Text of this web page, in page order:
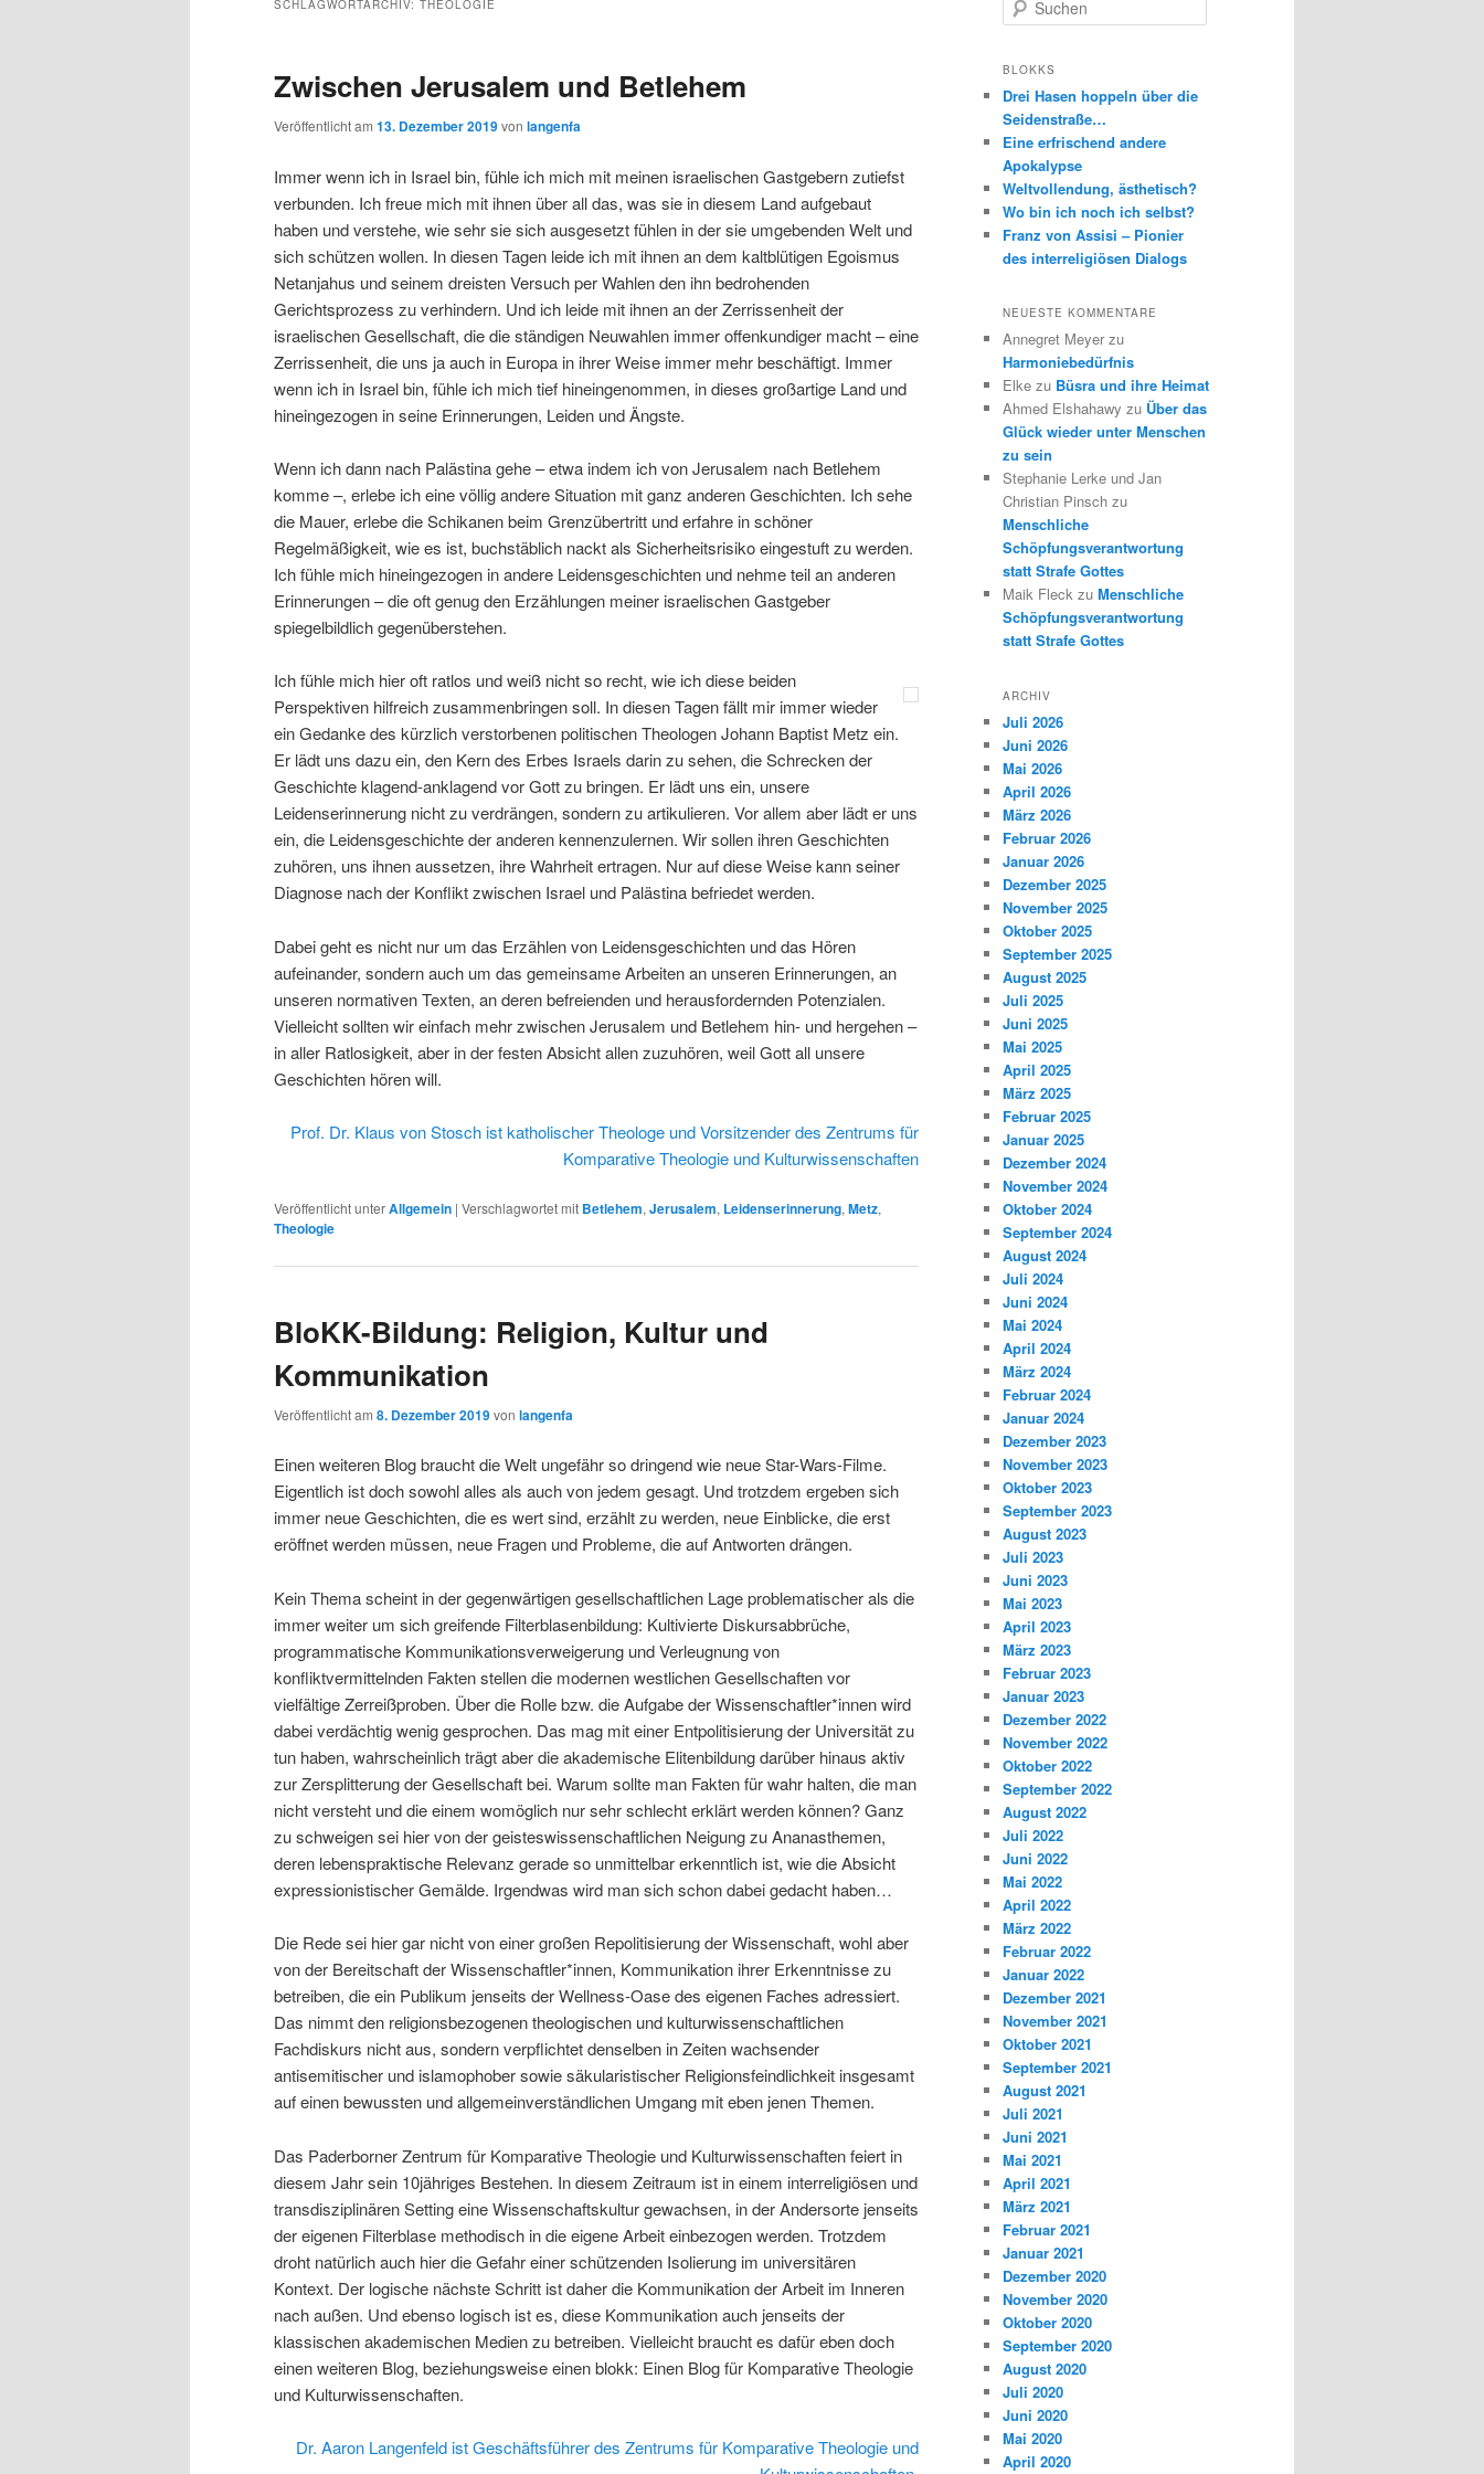
SCHLAGWORTARCHIV: THEOLOGIE
Zwischen Jerusalem und Betlehem
Veröffentlicht am 13. Dezember 2019von langenfa
Immer wenn ich in Israel bin, fühle ich mich mit meinen israelischen Gastgebern zutiefst
verbunden. Ich freue mich mit ihnen über all das, was sie in diesem Land aufgebaut
haben und verstehe, wie sehr sie sich ausgesetzt fühlen in der sie umgebenden Welt und
sich schützen wollen. In diesen Tagen leide ich mit ihnen an dem kaltblütigen Egoismus
Netanjahus und seinem dreisten Versuch per Wahlen den ihn bedrohenden
Gerichtsprozess zu verhindern. Und ich leide mit ihnen an der Zerrissenheit der
israelischen Gesellschaft, die die ständigen Neuwahlen immer offenkundiger macht – eine
Zerrissenheit, die uns ja auch in Europa in ihrer Weise immer mehr beschäftigt. Immer
wenn ich in Israel bin, fühle ich mich tief hineingenommen, in dieses großartige Land und
hineingezogen in seine Erinnerungen, Leiden und Ängste.
Wenn ich dann nach Palästina gehe – etwa indem ich von Jerusalem nach Betlehem
komme –, erlebe ich eine völlig andere Situation mit ganz anderen Geschichten. Ich sehe
die Mauer, erlebe die Schikanen beim Grenzübertritt und erfahre in schöner
Regelmäßigkeit, wie es ist, buchstäblich nackt als Sicherheitsrisiko eingestuft zu werden.
Ich fühle mich hineingezogen in andere Leidensgeschichten und nehme teil an anderen
Erinnerungen – die oft genug den Erzählungen meiner israelischen Gastgeber
spiegelbildlich gegenüberstehen.
Ich fühle mich hier oft ratlos und weiß nicht so recht, wie ich diese beiden
Perspektiven hilfreich zusammenbringen soll. In diesen Tagen fällt mir immer wieder
ein Gedanke des kürzlich verstorbenen politischen Theologen Johann Baptist Metz ein.
Er lädt uns dazu ein, den Kern des Erbes Israels darin zu sehen, die Schrecken der
Geschichte klagend-anklagend vor Gott zu bringen. Er lädt uns ein, unsere
Leidenserinnerung nicht zu verdrängen, sondern zu artikulieren. Vor allem aber lädt er uns
ein, die Leidensgeschichte der anderen kennenzulernen. Wir sollen ihren Geschichten
zuhören, uns ihnen aussetzen, ihre Wahrheit ertragen. Nur auf diese Weise kann seiner
Diagnose nach der Konflikt zwischen Israel und Palästina befriedet werden.
Dabei geht es nicht nur um das Erzählen von Leidensgeschichten und das Hören
aufeinander, sondern auch um das gemeinsame Arbeiten an unseren Erinnerungen, an
unseren normativen Texten, an deren befreienden und herausfordernden Potenzialen.
Vielleicht sollten wir einfach mehr zwischen Jerusalem und Betlehem hin- und hergehen –
in aller Ratlosigkeit, aber in der festen Absicht allen zuzuhören, weil Gott all unsere
Geschichten hören will.
Prof. Dr. Klaus von Stosch ist katholischer Theologe und Vorsitzender des Zentrums für
Komparative Theologie und Kulturwissenschaften
Veröffentlicht unterAllgemein | Verschlagwortet mit Betlehem,Jerusalem, Leidenserinnerung,Metz,
Theologie
BloKK-Bildung: Religion, Kultur und
Kommunikation
Veröffentlicht am 8. Dezember 2019von langenfa
Einen weiteren Blog braucht die Welt ungefähr so dringend wie neue Star-Wars-Filme.
Eigentlich ist doch sowohl alles als auch von jedem gesagt. Und trotzdem ergeben sich
immer neue Geschichten, die es wert sind, erzählt zu werden, neue Einblicke, die erst
eröffnet werden müssen, neue Fragen und Probleme, die auf Antworten drängen.
Kein Thema scheint in der gegenwärtigen gesellschaftlichen Lage problematischer als die
immer weiter um sich greifende Filterblasenbildung: Kultivierte Diskursabbrüche,
programmatische Kommunikationsverweigerung und Verleugnung von
konfliktvermittelnden Fakten stellen die modernen westlichen Gesellschaften vor
vielfältige Zerreißproben. Über die Rolle bzw. die Aufgabe der Wissenschaftler*innen wird
dabei verdächtig wenig gesprochen. Das mag mit einer Entpolitisierung der Universität zu
tun haben, wahrscheinlich trägt aber die akademische Elitenbildung darüber hinaus aktiv
zur Zersplitterung der Gesellschaft bei. Warum sollte man Fakten für wahr halten, die man
nicht versteht und die einem womöglich nur sehr schlecht erklärt werden können? Ganz
zu schweigen sei hier von der geisteswissenschaftlichen Neigung zu Ananasthemen,
deren lebenspraktische Relevanz gerade so unmittelbar erkenntlich ist, wie die Absicht
expressionistischer Gemälde. Irgendwas wird man sich schon dabei gedacht haben…
Die Rede sei hier gar nicht von einer großen Repolitisierung der Wissenschaft, wohl aber
von der Bereitschaft der Wissenschaftler*innen, Kommunikation ihrer Erkenntnisse zu
betreiben, die ein Publikum jenseits der Wellness-Oase des eigenen Faches adressiert.
Das nimmt den religionsbezogenen theologischen und kulturwissenschaftlichen
Fachdiskurs nicht aus, sondern verpflichtet denselben in Zeiten wachsender
antisemitischer und islamophober sowie säkularistischer Religionsfeindlichkeit insgesamt
auf einen bewussten und allgemeinverständlichen Umgang mit eben jenen Themen.
Das Paderborner Zentrum für Komparative Theologie und Kulturwissenschaften feiert in
diesem Jahr sein 10jähriges Bestehen. In diesem Zeitraum ist in einem interreligiösen und
transdisziplinären Setting eine Wissenschaftskultur gewachsen, in der Andersorte jenseits
der eigenen Filterblase methodisch in die eigene Arbeit einbezogen werden. Trotzdem
droht natürlich auch hier die Gefahr einer schützenden Isolierung im universitären
Kontext. Der logische nächste Schritt ist daher die Kommunikation der Arbeit im Inneren
nach außen. Und ebenso logisch ist es, diese Kommunikation auch jenseits der
klassischen akademischen Medien zu betreiben. Vielleicht braucht es dafür eben doch
einen weiteren Blog, beziehungsweise einen blokk: Einen Blog für Komparative Theologie
und Kulturwissenschaften.
Dr. Aaron Langenfeld ist Geschäftsführer des Zentrums für Komparative Theologie und
u
h
n
BLOKKS
Drei Hasen hoppeln über die
Seidenstraße…
Eine erfrischend andere
Apokalypse
Weltvollendung, ästhetisch?
Wo bin ich noch ich selbst?
Franz von Assisi – Pionier
des interreligiösen Dialogs
NEUESTE KOMMENTARE
Annegret Meyer zu
Harmoniebedürfnis
Elke zu Büsra und ihre Heimat
Ahmed Elshahawy zu Über das
Glück wieder unter Menschen
zu sein
Stephanie Lerke und Jan
Christian Pinsch zu
Menschliche
Schöpfungsverantwortung
statt Strafe Gottes
Maik Fleck zu Menschliche
Schöpfungsverantwortung
statt Strafe Gottes
ARCHIV
Juli 2026
Juni 2026
Mai 2026
April 2026
März 2026
Februar 2026
Januar 2026
Dezember 2025
November 2025
Oktober 2025
September 2025
August 2025
Juli 2025
Juni 2025
Mai 2025
April 2025
März 2025
Februar 2025
Januar 2025
Dezember 2024
November 2024
Oktober 2024
September 2024
August 2024
Juli 2024
Juni 2024
Mai 2024
April 2024
März 2024
Februar 2024
Januar 2024
Dezember 2023
November 2023
Oktober 2023
September 2023
August 2023
Juli 2023
Juni 2023
Mai 2023
April 2023
März 2023
Februar 2023
Januar 2023
Dezember 2022
November 2022
Oktober 2022
September 2022
August 2022
Juli 2022
Juni 2022
Mai 2022
April 2022
März 2022
Februar 2022
Januar 2022
Dezember 2021
November 2021
Oktober 2021
September 2021
August 2021
Juli 2021
Juni 2021
Mai 2021
April 2021
März 2021
Februar 2021
Januar 2021
Dezember 2020
November 2020
Oktober 2020
September 2020
August 2020
Juli 2020
Juni 2020
Mai 2020
April 2020